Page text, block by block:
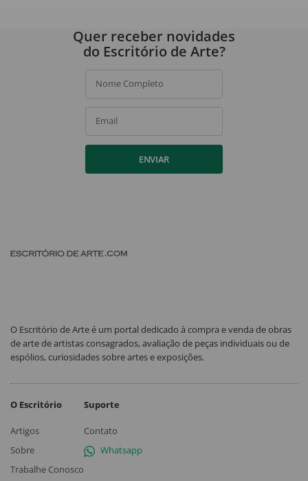
Quer receber novidades
do Escritório de Arte?
Nome Completo
Email
ENVIAR
O Escritório de Arte é um portal dedicado à compra e venda de obras
de arte de artistas consagrados, avaliação de peças individuais ou de
espólios, curiosidades sobre artes e exposições.
O Escritório
Artigos
Sobre
Trabalhe Conosco
Suporte
Contato
Whatsapp